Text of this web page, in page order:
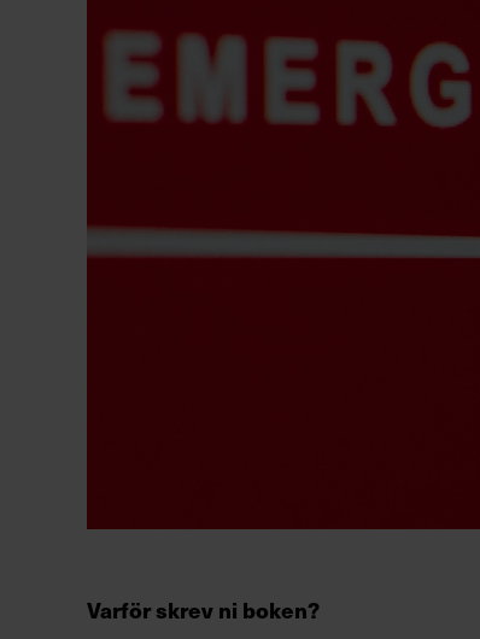
Varför skrev ni boken?